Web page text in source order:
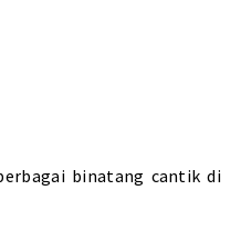
binatang cantik di